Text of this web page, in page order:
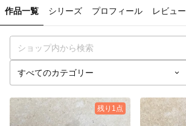
作品一覧 シリーズ プロフィール レビュー
残り1点